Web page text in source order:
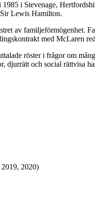
i Stevenage,
Lewis Hamilton.
av familjeförmögenhet.
med McLaren
röster i frågor om
djurrätt och social rättvisa
2020)